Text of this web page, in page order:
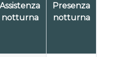
Assistenza
notturna
Presenza
notturna